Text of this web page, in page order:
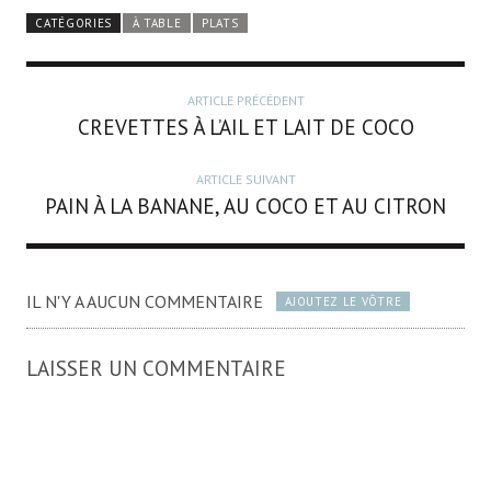
CATÉGORIES À TABLE PLATS
ARTICLE PRÉCÉDENT
CREVETTES À L’AIL ET LAIT DE COCO
ARTICLE SUIVANT
PAIN À LA BANANE, AU COCO ET AU CITRON
IL N'Y A AUCUN COMMENTAIRE AJOUTEZ LE VÔTRE
LAISSER UN COMMENTAIRE